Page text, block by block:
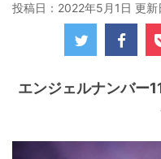
投稿日：2022年5月1日 更新
エンジェルナンバー